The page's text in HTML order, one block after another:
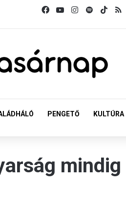
FacebookYouTubeInstagram
SpotifyTikTok
PENGETŐ KULTÚRA
mindig